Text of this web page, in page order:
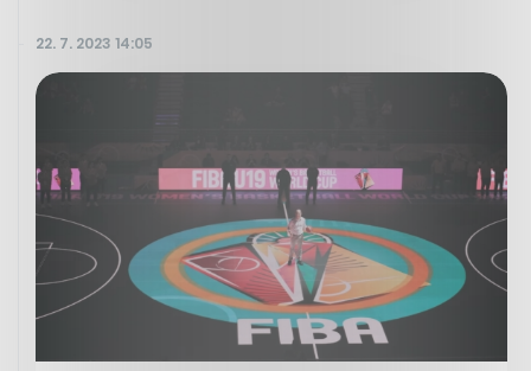
22. 7. 2023 14:05